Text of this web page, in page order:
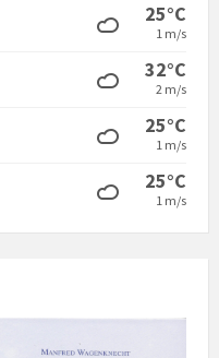
25°C
1 m/s
32°C
2 m/s
25°C
1 m/s
25°C
1 m/s